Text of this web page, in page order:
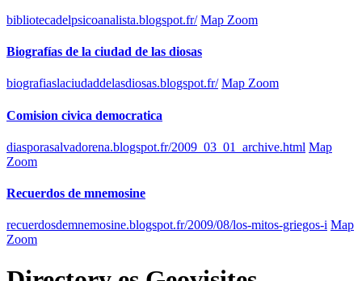
bibliotecadelpsicoanalista.blogspot.fr/ Map Zoom
Biografías de la ciudad de las diosas
biografiaslaciudaddelasdiosas.blogspot.fr/ Map Zoom
Comision civica democratica
diasporasalvadorena.blogspot.fr/2009_03_01_archive.html Map
Zoom
Recuerdos de mnemosine
recuerdosdemnemosine.blogspot.fr/2009/08/los-mitos-griegos-i Map
Zoom